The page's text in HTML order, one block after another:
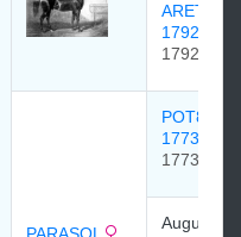
1792
1792
POT8OS
1773
1773
Augustus